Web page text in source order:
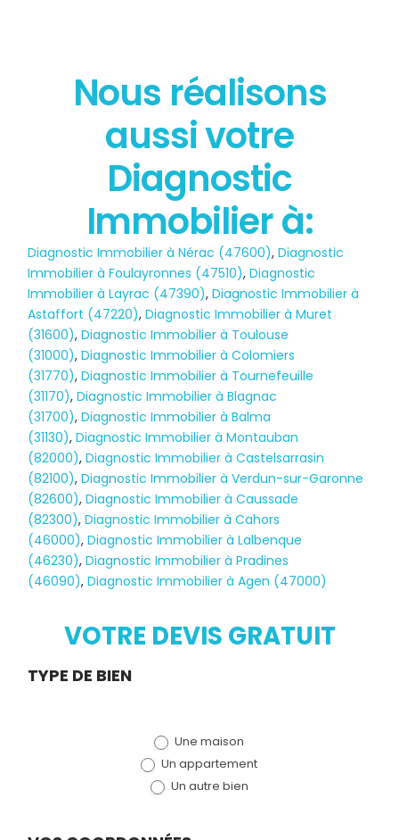
État des risques
POLLUTION
Diagnostic
TERMITES
Nous réalisons
aussi votre
Diagnostic
Immobilier à:
Diagnostic Immobilier à Nérac (47600),Diagnostic
Immobilier à Foulayronnes (47510),Diagnostic
Immobilier à Layrac (47390),Diagnostic Immobilier à
Astaffort (47220),Diagnostic Immobilier à Muret
(31600),Diagnostic Immobilier à Toulouse
(31000),Diagnostic Immobilier à Colomiers
(31770),Diagnostic Immobilier à Tournefeuille
(31170),Diagnostic Immobilier à Blagnac
(31700),Diagnostic Immobilier à Balma
(31130),Diagnostic Immobilier à Montauban
(82000),Diagnostic Immobilier à Castelsarrasin
(82100),Diagnostic Immobilier à Verdun-sur-Garonne
(82600),Diagnostic Immobilier à Caussade
(82300),Diagnostic Immobilier à Cahors
(46000),Diagnostic Immobilier à Lalbenque
(46230),Diagnostic Immobilier à Pradines
(46090),Diagnostic Immobilier à Agen (47000)
VOTRE DEVIS GRATUIT
Demande
TYPE DE BIEN
Une maison
Un appartement
Un autre bien